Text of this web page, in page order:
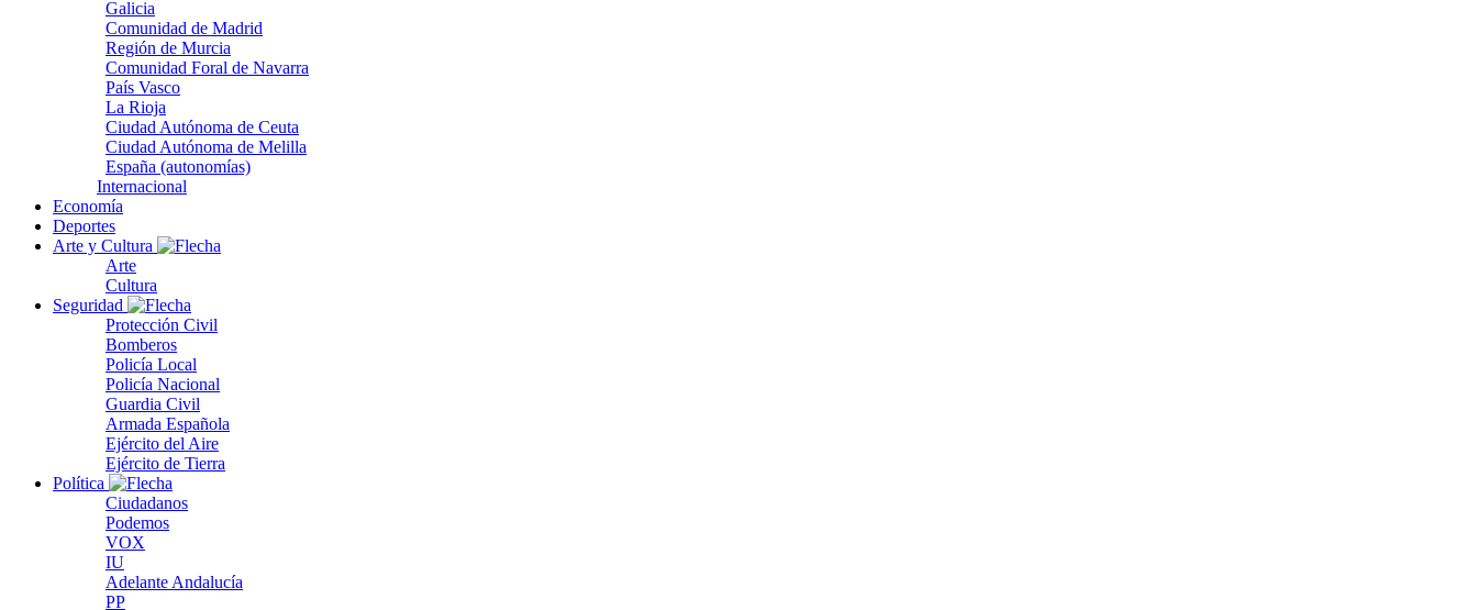
Galicia
Comunidad de Madrid
Región de Murcia
Comunidad Foral de Navarra
País Vasco
La Rioja
Ciudad Autónoma de Ceuta
Ciudad Autónoma de Melilla
España (autonomías)
Internacional
Economía
Deportes
Arte y Cultura
Arte
Cultura
Seguridad
Protección Civil
Bomberos
Policía Local
Policía Nacional
Guardia Civil
Armada Española
Ejército del Aire
Ejército de Tierra
Política
Ciudadanos
Podemos
VOX
IU
Adelante Andalucía
PP